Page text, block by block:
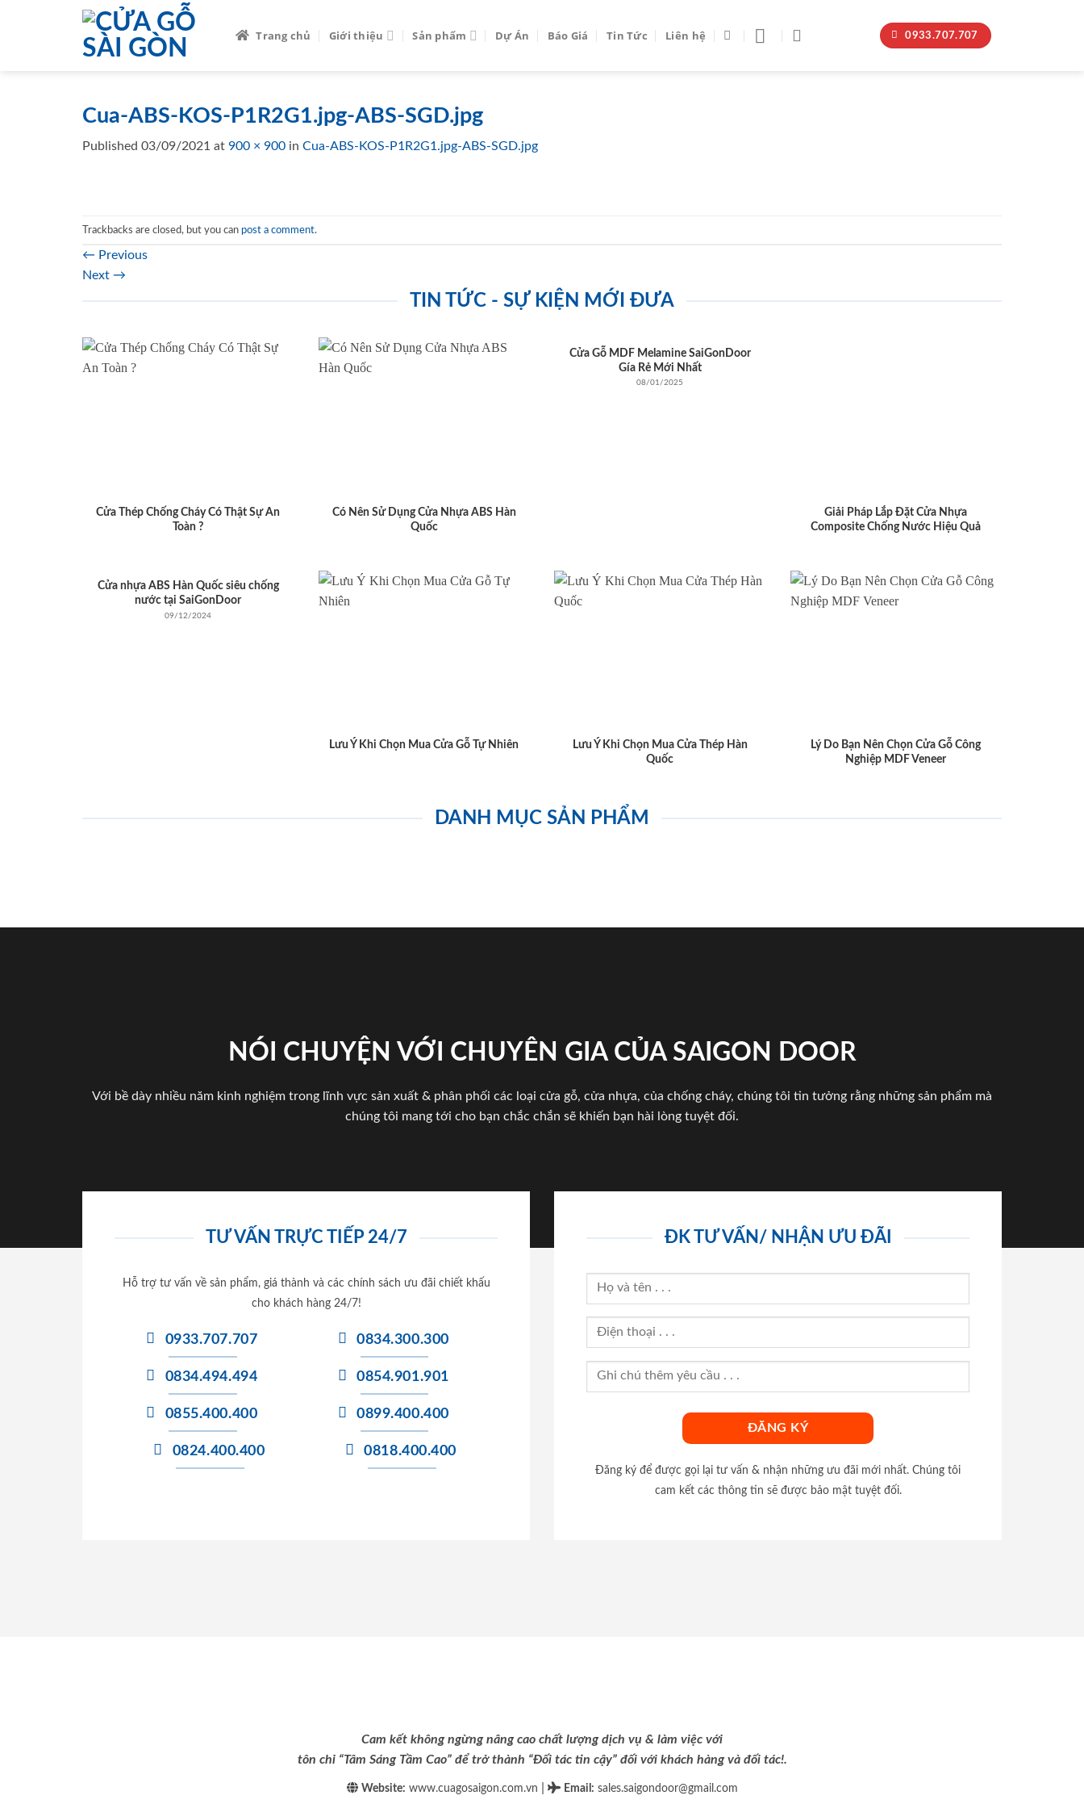
Trang chủ Giới thiệu Sản phẩm Dự Án Báo Giá Tin Tức Liên hệ 0933.707.707
Cua-ABS-KOS-P1R2G1.jpg-ABS-SGD.jpg
Published 03/09/2021 at 900 × 900 in Cua-ABS-KOS-P1R2G1.jpg-ABS-SGD.jpg
Trackbacks are closed, but you can post a comment.
← Previous
Next →
TIN TỨC - SỰ KIỆN MỚI ĐƯA
Cửa Thép Chống Cháy Có Thật Sự An
Toàn ?
Có Nên Sử Dụng Cửa Nhựa ABS Hàn
Quốc
Cửa Gỗ MDF Melamine SaiGonDoor
Gía Rẻ Mới Nhất
08/01/2025
Giải Pháp Lắp Đặt Cửa Nhựa
Composite Chống Nước Hiệu Quả
Cửa nhựa ABS Hàn Quốc siêu chống
nước tại SaiGonDoor
09/12/2024
Lưu Ý Khi Chọn Mua Cửa Gỗ Tự Nhiên
Lưu Ý Khi Chọn Mua Cửa Thép Hàn
Quốc
Lý Do Bạn Nên Chọn Cửa Gỗ Công
Nghiệp MDF Veneer
DANH MỤC SẢN PHẨM
NÓI CHUYỆN VỚI CHUYÊN GIA CỦA SAIGON DOOR
Với bề dày nhiều năm kinh nghiệm trong lĩnh vực sản xuất & phân phối các loại cửa gỗ, cửa nhựa, của chống cháy, chúng tôi tin tưởng rằng những sản phẩm mà
chúng tôi mang tới cho bạn chắc chắn sẽ khiến bạn hài lòng tuyệt đối.
TƯ VẤN TRỰC TIẾP 24/7
Hỗ trợ tư vấn về sản phẩm, giá thành và các chính sách ưu đãi chiết khấu
cho khách hàng 24/7!
0933.707.707
0834.494.494
0855.400.400
0824.400.400
0834.300.300
0854.901.901
0899.400.400
0818.400.400
ĐK TƯ VẤN/ NHẬN ƯU ĐÃI
Đăng ký để được gọi lại tư vấn & nhận những ưu đãi mới nhất. Chúng tôi
cam kết các thông tin sẽ được bảo mật tuyệt đối.
Cam kết không ngừng nâng cao chất lượng dịch vụ & làm việc với
tôn chỉ “Tâm Sáng Tầm Cao” để trở thành “Đối tác tin cậy” đối với khách hàng và đối tác!.
Website: www.cuagosaigon.com.vn Email : sales.saigondoor@gmail.com